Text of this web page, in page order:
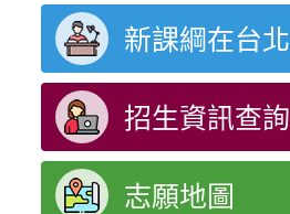
新課綱在台北
招生資訊查詢
志願地圖